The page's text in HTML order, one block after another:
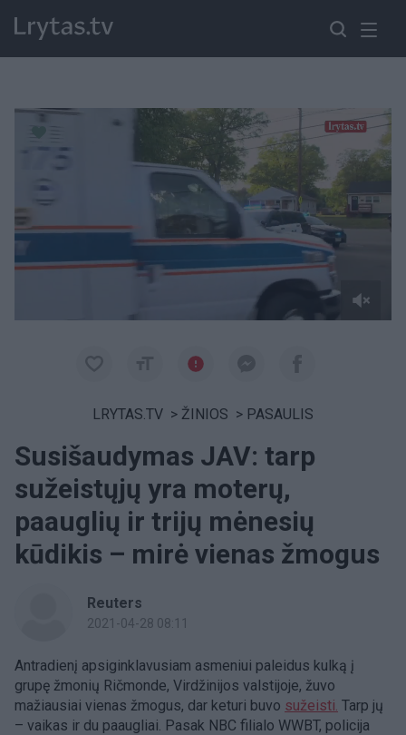
LRYTAS.TV > ŽINIOS > PASAULIS
Susišaudymas JAV: tarp
sužeistųjų yra moterų,
paauglių ir trijų mėnesių
kūdikis – mirė vienas žmogus
Reuters
2021-04-28 08:11
Antradienį apsiginklavusiam asmeniui paleidus kulką į
grupę žmonių Ričmonde, Virdžinijos valstijoje, žuvo
mažiausiai vienas žmogus, dar keturi buvo sužeisti. Tarp jų
– vaikas ir du paaugliai. Pasak NBC filialo WWBT, policija